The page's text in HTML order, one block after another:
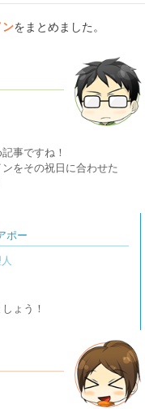
をまとめました。
事ですね！
をその祝日に合わせた
ポー
ょう！